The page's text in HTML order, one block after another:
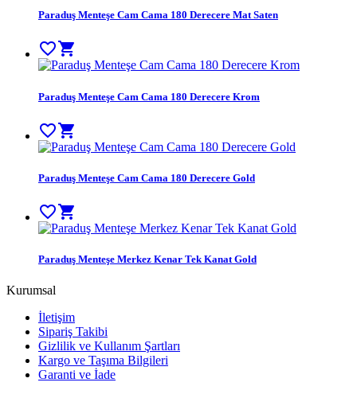
Paraduş Menteşe Cam Cama 180 Derecere Mat Saten
favorite_border shopping_cart
Paraduş Menteşe Cam Cama 180 Derecere Krom
favorite_bordershopping_cart
Paraduş Menteşe Cam Cama 180 Derecere Gold
favorite_bordershopping_cart
Paraduş Menteşe Merkez Kenar Tek Kanat Gold
Kurumsal
İletişim
Sipariş Takibi
Gizlilik ve Kullanım Şartları
Kargo ve Taşıma Bilgileri
Garanti ve İade